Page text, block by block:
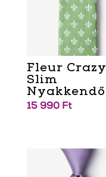
Fleur Crazy
Slim
Nyakkendő
15 990 Ft